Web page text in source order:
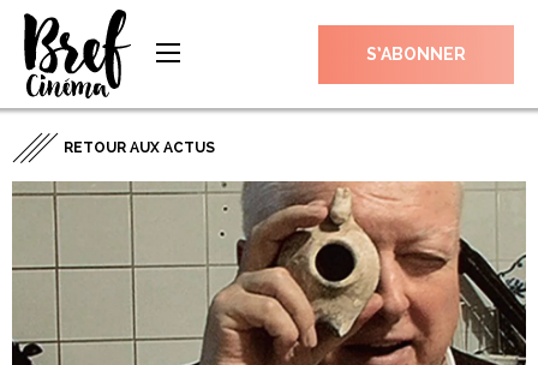
S’ABONNER
RETOUR AUX ACTUS